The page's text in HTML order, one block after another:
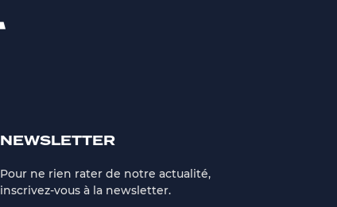
NEWSLETTER
Pour ne rien rater de notre actualité,
inscrivez-vous à la newsletter.